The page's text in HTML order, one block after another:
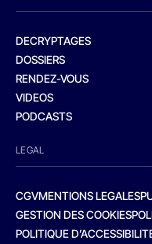
DECRYPTAGES
DOSSIERS
RENDEZ-VOUS
VIDEOS
PODCASTS
LEGAL
CGVMENTIONS LEGALES
GESTION DES COOKIES
POLITIQUE